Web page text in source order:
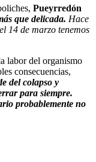
Pueyrredón
que delicada. Hace
14 de marzo tenemos
labor del organismo
consecuencias,
del colapso y
para siempre.
probablemente no